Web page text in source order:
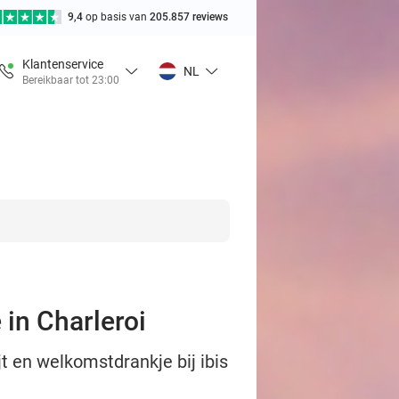
9,4 op basis van 205.857 reviews
Klantenservice
Bereikbaar tot 23:00
NL
Charleroi
en welkomstdrankje bij ibis